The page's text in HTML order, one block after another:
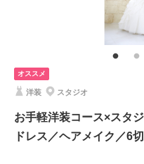
和装2着＋洋装2着のよくばりプラ
フォトウェディングにぴったりの
全部で4着選べるので、白無垢＆
み合わせはいかが？親御さんも
日楽しみながら撮影しまょう♪
このプランで撮影可能な撮影レ
撮影
オススメ
洋装 スタジオ
お手軽洋装コース×スタ
ドレス／ヘアメイク／6